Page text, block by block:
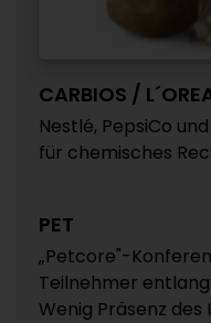
CARBIOS /
Nestlé, PepsiCo
für chemisches
PET
„Petcore"-
Teilnehmer
Wenig Präsenz des